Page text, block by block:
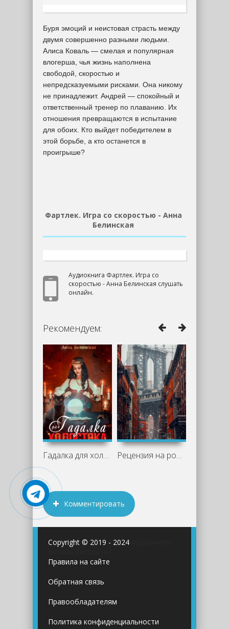
Буря эмоций и неистовая страсть между
двумя совершенно разными людьми.
Алиса Коваль — смелая и популярная
влогерша, чья жизнь наполнена
свободой, скоростью и
непредсказуемыми рисками. Она никому
не принадлежит. Андрей — спокойный и
ответственный тренер по плаванию. Их
отношения превращаются в испытание
для обоих. Кто выйдет победителем в
этой борьбе, а кто останется в
проигрыше?
Фартлек. Игра со скоростью - Анна
Белинская
Аудиокнига Фартлек. Игра со
скоростью - Анна Белинская слушать
онлайн.
Рекомендуем:
Гадалка для холостяка - Анна Белинская Рецензия на роман «Две жизни Изабель»
Комментировать
Copyright © 2019 - 2024
Правила на сайте
Обратная связь
Правообладателям
Политика конфиденциальности